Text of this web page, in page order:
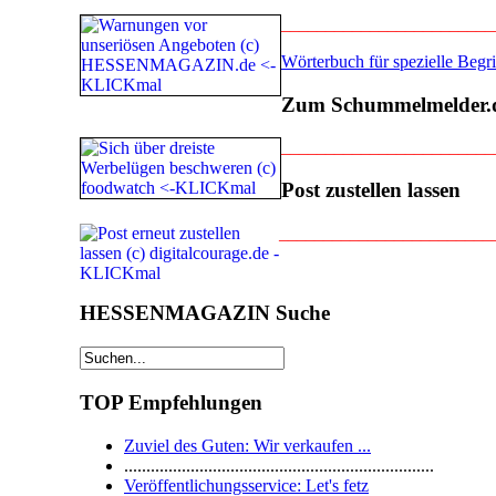
Wörterbuch für spezielle
Zum
Post zustellen lassen
HESSENMAGAZIN Suche
TOP Empfehlungen
Zuviel des Guten: Wir verkaufen ...
......................................................................
Veröffentlichungsservice: Let's fetz